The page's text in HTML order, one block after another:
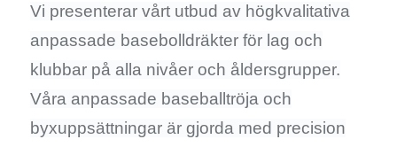
Vi presenterar vårt utbud av högkvalitativa
anpassade basebolldräkter för lag och
klubbar på alla nivåer och åldersgrupper.
Våra anpassade baseballtröja och
byxuppsättningar är gjorda med precision